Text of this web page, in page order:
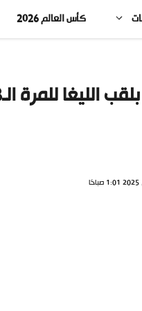
كأس العالم 2026
للمرة الـ28 في تاريخه